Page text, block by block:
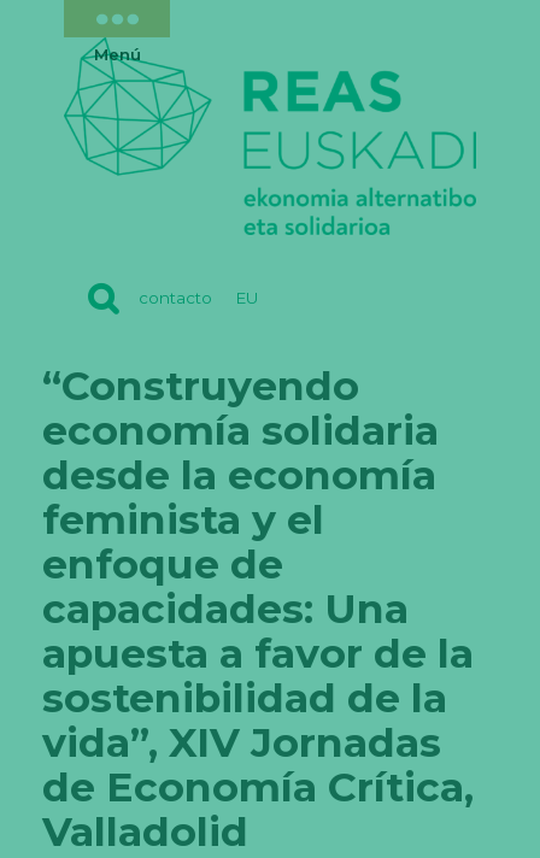
contacto EU
Menú
“Construyendo
economía solidaria
desde la economía
feminista y el
enfoque de
capacidades: Una
apuesta a favor de la
sostenibilidad de la
vida”, XIV Jornadas
de Economía Crítica,
Valladolid